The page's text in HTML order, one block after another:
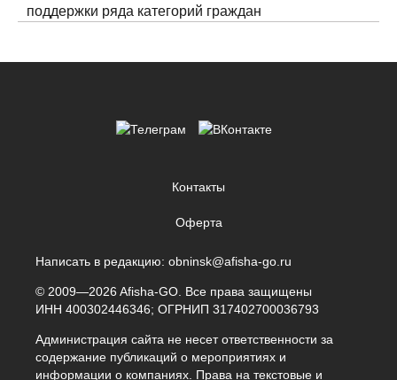
поддержки ряда категорий граждан
Написать в редакцию: obninsk@afisha-go.ru
© 2009—2026 Afisha-GO. Все права защищены
ИНН 400302446346; ОГРНИП 317402700036793
Администрация сайта не несет ответственности за
содержание публикаций о мероприятиях и
информации о компаниях. Права на текстовые и
Контакты
Оферта